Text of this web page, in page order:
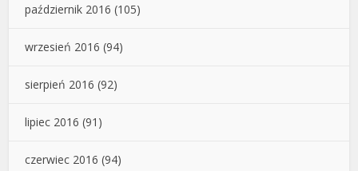
październik 2016 (105)
wrzesień 2016 (94)
sierpień 2016 (92)
lipiec 2016 (91)
czerwiec 2016 (94)